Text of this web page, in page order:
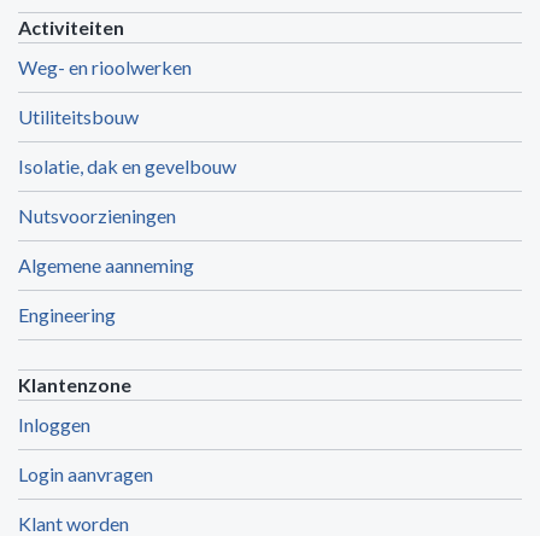
Activiteiten
Weg- en rioolwerken
Utiliteitsbouw
Isolatie, dak en gevelbouw
Nutsvoorzieningen
Algemene aanneming
Engineering
Klantenzone
Inloggen
Login aanvragen
Klant worden